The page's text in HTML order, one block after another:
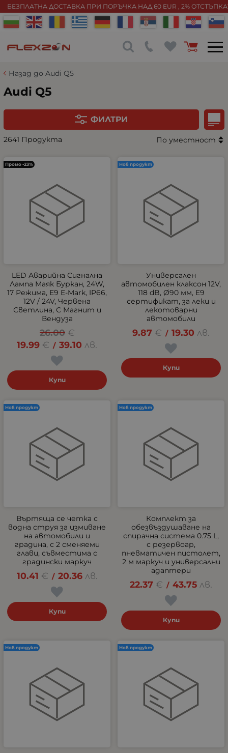
БЕЗПЛАТНА ДОСТАВКА ПРИ ПОРЪЧКА НАД 60 EUR , 2%
Назад до Audi Q5
Audi Q5
ФИЛТРИ
2641 Продукта По уместност
LED Аварийна Сигнална
Лампа Маяк Буркан, 24W,
17 Режима, E9 E-Mark, IP66,
12V / 24V, Червена
Светлина, С Магнит и
Вендуза
26.00 €
19.99 € / 39.10 лв.
Купи
Промо -23%
Универсален
автомобилен клаксон 12V,
118 dB, Ø90 мм, E9
сертификат, за леки и
лекотоварни
автомобили
9.87 € / 19.30 лв.
Купи
Нов продукт
Въртяща се четка с
водна струя за измиване
на автомобили и
градина, с 2 сменяеми
глави, съвместима с
градински маркуч
10.41 € / 20.36 лв.
Купи
Нов продукт
Комплект за
обезвъздушаване на
спирачна система 0.75 L,
с резервоар,
пневматичен пистолет,
2 м маркуч и универсални
адаптери
22.37 € / 43.75 лв.
Купи
Нов продукт
Нов продукт Нов продукт